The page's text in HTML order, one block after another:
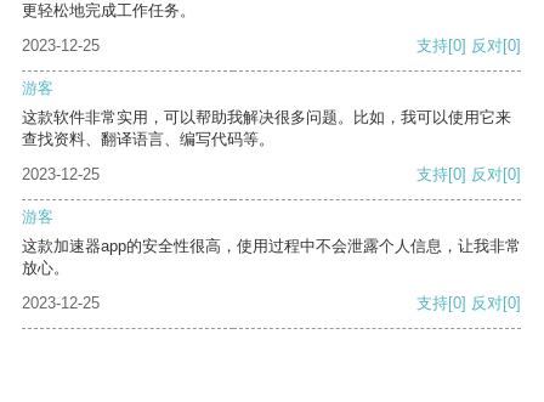
更轻松地完成工作任务。
2023-12-25
支持[0] 反对[0]
游客
这款软件非常实用，可以帮助我解决很多问题。比如，我可以使用它来
查找资料、翻译语言、编写代码等。
2023-12-25
支持[0] 反对[0]
游客
这款加速器app的安全性很高，使用过程中不会泄露个人信息，让我非常
放心。
2023-12-25
支持[0] 反对[0]